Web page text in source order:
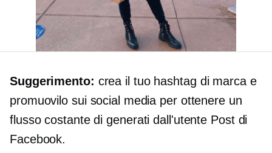
Suggerimento: crea il tuo hashtag di marca e
promuovilo sui social media per ottenere un
flusso costante digenerati dall'utente Post di
Facebook.